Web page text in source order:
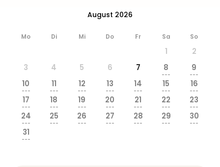
August 2026
Mo Di Mi Do Fr Sa So
1
2
3
4 5 6 7 8
---
9
---
10
---
11
---
12
---
13
---
14
---
15
---
16
---
17
---
18
---
19
---
20
---
21
---
22
---
23
---
24
---
25
---
26
---
27
---
28
---
29
---
30
---
31
---